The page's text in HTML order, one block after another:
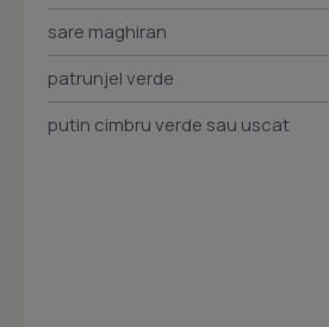
sare maghiran
patrunjel verde
putin cimbru verde sau uscat